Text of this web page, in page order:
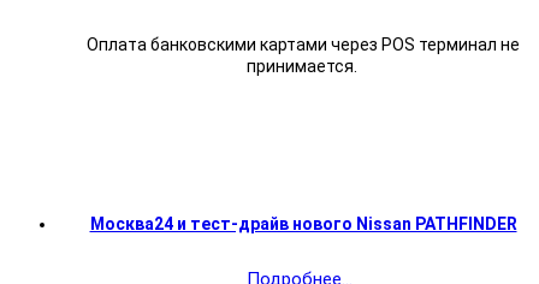
Оплата банковскими картами через POS терминал не
принимается.
Москва24 и тест-драйв нового Nissan PATHFINDER
Подробнее...